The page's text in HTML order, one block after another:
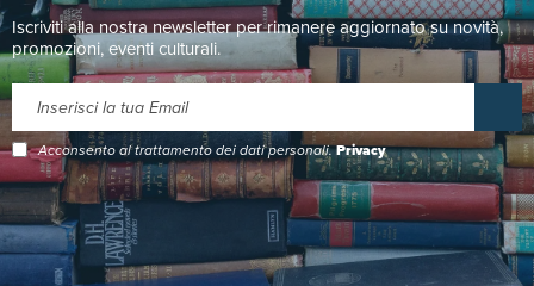
Iscriviti alla nostra newsletter per rimanere aggiornato su novità,
promozioni, eventi culturali.
Acconsento al trattamento dei dati personali.Privacy